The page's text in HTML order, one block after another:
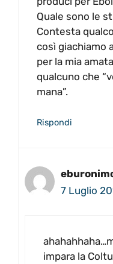
Quale sono le
Contesta
così giachiamo
per la mia
qualcuno che
mana”.
Rispondi
7 Luglio
impara la